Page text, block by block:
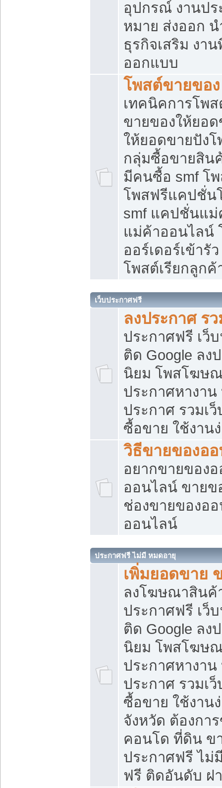
อุปกรณ์ งานป
หมาย ส่งออก น
ธุรกิจเสริม งา
ออกแบบ
โพสต์ขายของ
เทคนิคการโพ
ขายของให้ยอ
ให้ยอดขายปัง
กลุ่มซื้อขายสิน
มีคนซื้อ smf โ
โพสฟรีแคปชั่น
smf แคปชั่นแ
แม่ค้าออนไลน์
ออร์เดอร์เข้ารั
โพสต์เรียกลูกค้
เว็บประกาศฟรี
ลงประกาศ ร
ประกาศฟรี เว็
ติด Google ลง
นิยม โพสโฆษ
ประกาศหางาน
ประกาศ รวมเ
ซื้อขาย ใช้งาน
วิธีขายของอ
อยากขายของ
ออนไลน์ ขายข
ช่องขายของอ
ออนไลน์
ประกาศฟรี ไม่มี หมดอายุ
เพิ่มยอดขาย
ลงโฆษณาสิน
ประกาศฟรี เว็
ติด Google ลง
นิยม โพสโฆษ
ประกาศหางาน
ประกาศ รวมเ
ซื้อขาย ใช้งาน
จังหวัด ต้องกา
คอนโด ที่ดิน ข
ประกาศฟรี ไม่
ฟรี ติดอันดับ ฝ